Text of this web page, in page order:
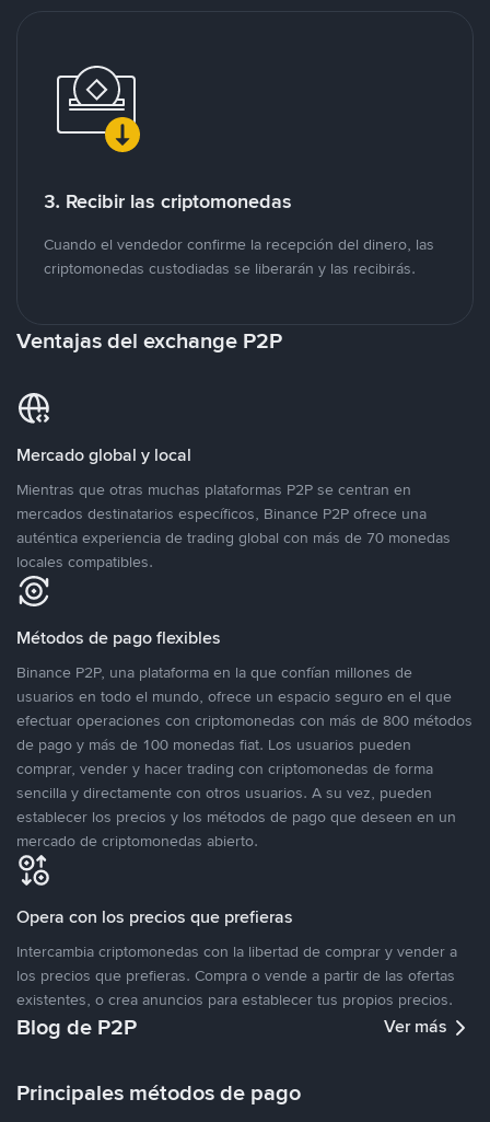
3. Recibir las criptomonedas
Cuando el vendedor confirme la recepción del dinero, las
criptomonedas custodiadas se liberarán y las recibirás.
Ventajas del exchange P2P
Mercado global y local
Mientras que otras muchas plataformas P2P se centran en
mercados destinatarios específicos, Binance P2P ofrece una
auténtica experiencia de trading global con más de 70 monedas
locales compatibles.
Métodos de pago flexibles
Binance P2P, una plataforma en la que confían millones de
usuarios en todo el mundo, ofrece un espacio seguro en el que
efectuar operaciones con criptomonedas con más de 800 métodos
de pago y más de 100 monedas fiat. Los usuarios pueden
comprar, vender y hacer trading con criptomonedas de forma
sencilla y directamente con otros usuarios. A su vez, pueden
establecer los precios y los métodos de pago que deseen en un
mercado de criptomonedas abierto.
Opera con los precios que prefieras
Intercambia criptomonedas con la libertad de comprar y vender a
los precios que prefieras. Compra o vende a partir de las ofertas
existentes, o crea anuncios para establecer tus propios precios.
Blog de P2P Ver más
Principales métodos de pago